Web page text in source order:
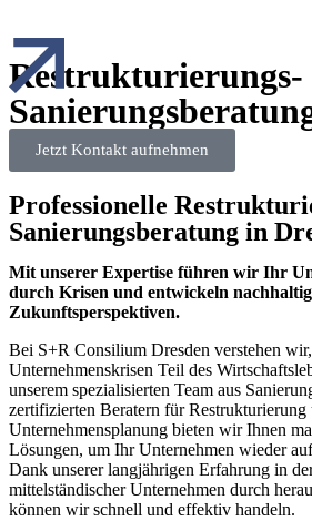
Restrukturierungs-
Jetzt Kontakt aufnehmen
Professionelle
Sanierungsberatung in
Mit unserer Expertise führen wir Ihr
durch Krisen und entwickeln
Zukunftsperspektiven.
Bei S+R Consilium Dresden verstehen
Unternehmenskrisen Teil des
unserem spezialisierten Team aus
zertifizierten Beratern für Restrukturierung
Unternehmensplanung bieten wir Ihnen
Lösungen, um Ihr Unternehmen wieder
Dank unserer langjährigen Erfahrung in
mittelständischer Unternehmen durch
können wir schnell und effektiv handeln.